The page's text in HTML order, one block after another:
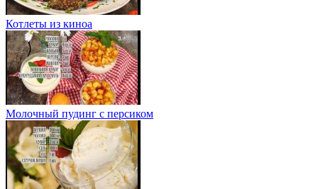
Котлеты из киноа
Молочный пудинг с персиком